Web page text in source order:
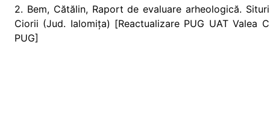
2. Bem, Cătălin, Raport de evaluare arheologică.
Ciorii (Jud. Ialomița) [Reactualizare PUG UAT Valea
PUG]